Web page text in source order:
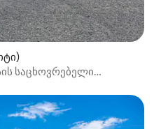
საცხოვრებელი